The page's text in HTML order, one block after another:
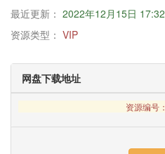
最近更新： 2022年12月15日 17:32
资源类型： VIP
网盘下载地址
资源编号：